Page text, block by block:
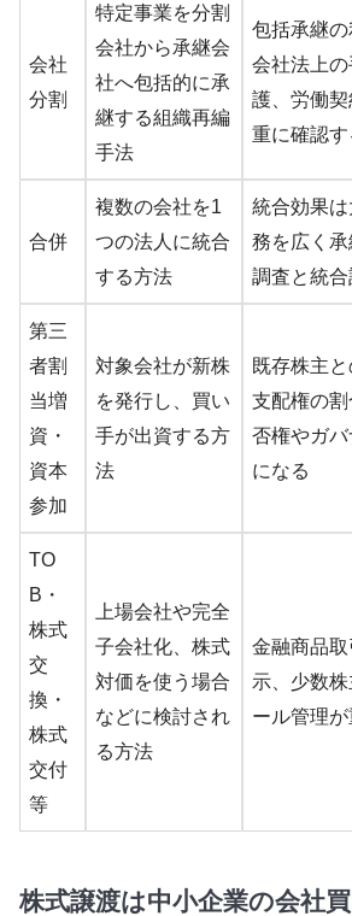
会社
分割
特定事業を分割
会社から承継会
社へ包括的に承
継する組織再編
手法
包括承継の
会社法上
護、労働
重に確認
合併
複数の会社を1
つの法人に統合
する方法
統合効果
務を広く
調査と統
第三
者割
当増
資・
資本
参加
対象会社が新株
を発行し、買い
手が出資する方
法
既存株主と
支配権の
否権やガ
になる
TO
B・
株式
交
換・
株式
交付
等
上場会社や完全
子会社化、株式
対価を使う場合
などに検討され
る方法
金融商品
示、少数
ール管理
株式譲渡は中小企業の会社